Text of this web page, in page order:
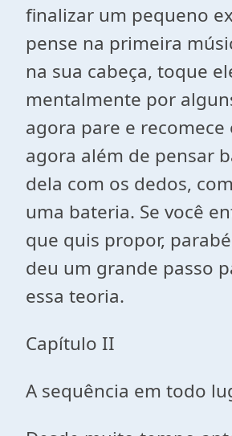
finalizar um pequeno
pense na primeira
na sua cabeça, toque
mentalmente por
agora pare e recomece
agora além de pensar
dela com os dedos,
uma bateria. Se você
que quis propor,
deu um grande passo
essa teoria.
Capítulo II
A sequência em todo